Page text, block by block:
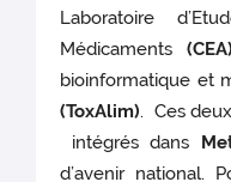
Laboratoire
Médicaments(CEA)
bioinformatique et
(ToxAlim). Ces
intégrés dans
d’avenir national.